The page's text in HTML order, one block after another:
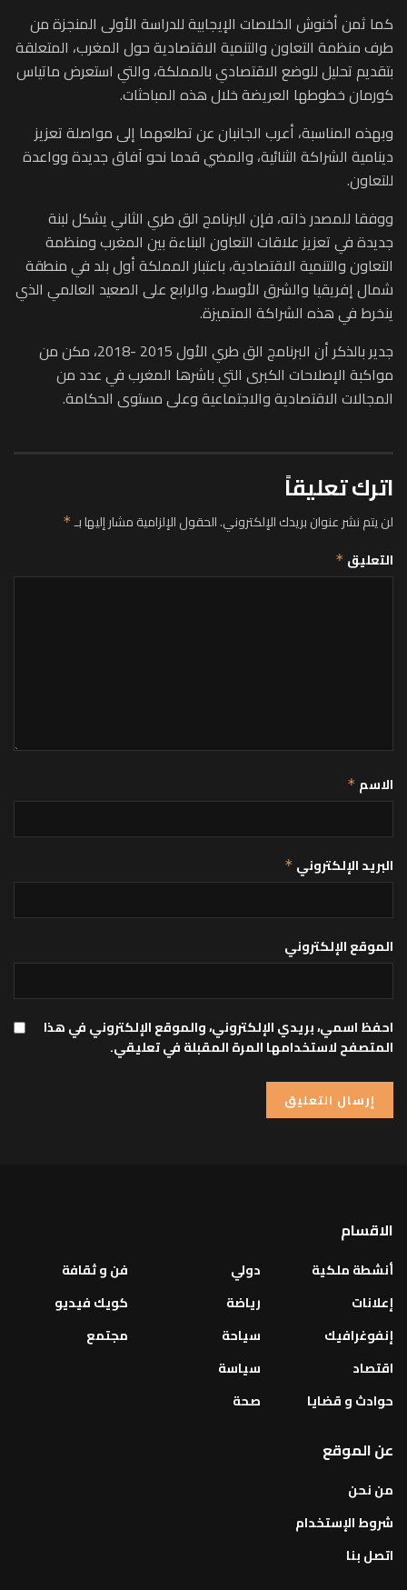
كما ثمن أخنوش الخلاصات الإيجابية للدراسة الأولى المنجزة من
طرف منظمة التعاون والتنمية الاقتصادية حول المغرب، المتعلقة
بتقديم تحليل للوضع الاقتصادي بالمملكة، والتي استعرض ماتياس
كورمان خطوطها العريضة خلال هذه المباحثات.
وبهذه المناسبة، أعرب الجانبان عن تطلعهما إلى مواصلة تعزيز
دينامية الشراكة الثنائية، والمضي قدما نحو آفاق جديدة وواعدة
للتعاون.
ووفقا للمصدر ذاته، فإن البرنامج الق طري الثاني يشكل لبنة
جديدة في تعزيز علاقات التعاون البناءة بين المغرب ومنظمة
التعاون والتنمية الاقتصادية، باعتبار المملكة أول بلد في منطقة
شمال إفريقيا والشرق الأوسط، والرابع على الصعيد العالمي الذي
ينخرط في هذه الشراكة المتميزة.
جدير بالذكر أن البرنامج الق طري الأول 2015 -2018، مكن من
مواكبة الإصلاحات الكبرى التي باشرها المغرب في عدد من
المجالات الاقتصادية والاجتماعية وعلى مستوى الحكامة.
اترك تعليقاً
لن يتم نشر عنوان بريدك الإلكتروني.الحقول الإلزامية مشار إليها بـ*
التعليق *
الاسم *
البريد الإلكتروني *
الموقع الإلكتروني
احفظ اسمي، بريدي الإلكتروني، والموقع الإلكتروني في هذا
المتصفح لاستخدامها المرة المقبلة في تعليقي.
الاقسام
أنشطة ملكية
إعلانات
إنفوغرافيك
اقتصاد
حوادث و قضايا
دولي
رياضة
سياحة
سياسة
صحة
فن و ثقافة
كويك فيديو
مجتمع
عن الموقع
من نحن
شروط الإستخدام
اتصل بنا